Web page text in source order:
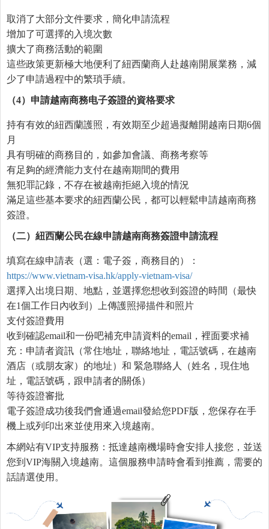
取消了大部分文件要求，簡化申請流程
增加了可選擇的入境次數
擴大了商務活動的範圍
這些政策更新極大地便利了紐西蘭商人赴越南開展業務，減
少了申請過程中的繁瑣手續。
（4）申請越南商務电子簽證的資格要求
持有有效的紐西蘭護照，有效期至少超過擬離開越南日期6個
月
具有明確的商務目的，如參加會議、商務考察等
有足夠的經濟能力支付在越南期間的費用
無犯罪記錄，不存在被越南拒絕入境的情況
滿足這些基本要求的紐西蘭公民，都可以輕鬆申請越南商務
簽證。
（二）紐西蘭公民在線申請越南商務簽證申請流程
填寫在線申請表（選：電子簽，商務目的）：
https://www.vietnam-visa.hk/apply-vietnam-visa/
選擇入出境日期、地點，並選擇您想收到簽證的時間（最快
在1個工作日內收到）上傳護照掃描件和照片
支付簽證費用
收到確認email和一份吧補充申請資料的email，裡面要求補
充：申請者資訊（常住地址，聯絡地址，電話號碼，在越南
酒店（或朋友家）的地址）和 緊急聯絡人（姓名，現住地
址，電話號碼，跟申請者的關係）
等待簽證審批
電子簽證成功後我們會通過email發給您PDF版，您保存在手
機上或列印出來並使用來入境越南。
本網站有VIP支持服務：抵達越南機場時會安排人接您，並送
您到VIP海關入境越南。這個服務申請時會看到推薦，需要的
話請選使用。